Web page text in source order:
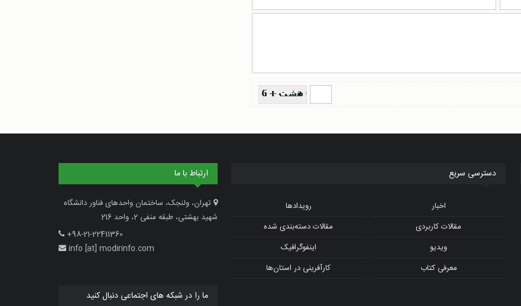
دسترسی سریع
اخبار
رویدادها
مقالات کاربردی
مقالات دسته‌بندی شده
ویدیو
اینفوگرافیک
معرفی کتاب
کارآفرینی در استان‌ها
ارتباط با ما
تهران، ولنجک، ساختمان واحدهای فناور دانشگاه
شهید بهشتی، طبقه منفی 2، واحد 216
+98-21-22411360
info [at] modirinfo.com
ما را در شبکه های اجتماعی دنبال کنید